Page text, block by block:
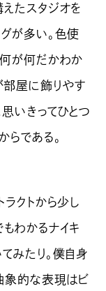
たスタジオを
が多い。色使
何が何だかわか
部屋に飾りやす
いきってひとつ
らである。
ラクトから少し
わかるナイキ
みたり。僕自身
象的な表現はビ